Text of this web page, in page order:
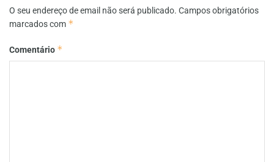
O seu endereço de email não será publicado. Campos obrigatórios
marcados com *
Comentário *